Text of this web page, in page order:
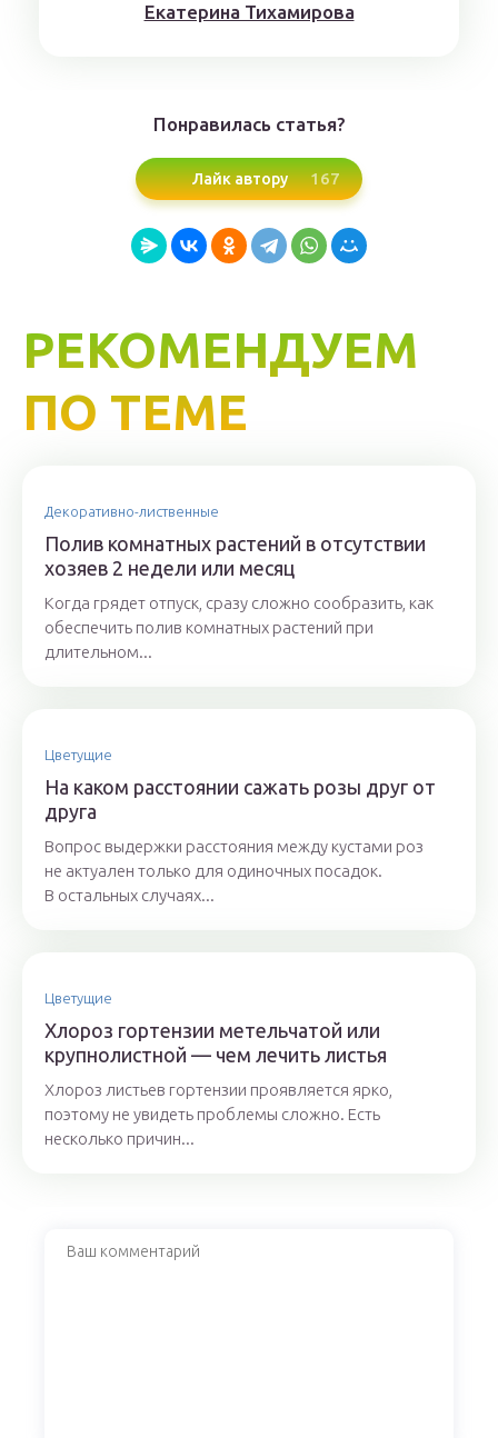
Eкaтерина Тихaмировa
Понравилась статья?
Лайк автору 167
РЕКОМЕНДУЕМ
ПО ТЕМЕ
Декоративно-лиственные
Полив комнатных растений в отсутствии
хозяев 2 недели или месяц
Когда грядет отпуск, сразу сложно сообразить, как
обеспечить полив комнатных растений при
длительном...
Цветущие
На каком расстоянии сажать розы друг от
друга
Вопрос выдержки расстояния между кустами роз
не актуален только для одиночных посадок.
В остальных случаях...
Цветущие
Хлороз гортензии метельчатой или
крупнолистной — чем лечить листья
Хлороз листьев гортензии проявляется ярко,
поэтому не увидеть проблемы сложно. Есть
несколько причин...